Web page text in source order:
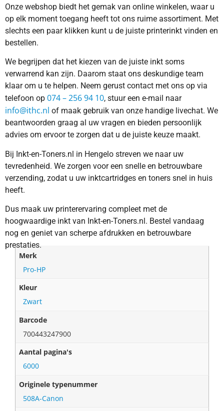
Onze webshop biedt het gemak van online winkelen, waar u
op elk moment toegang heeft tot ons ruime assortiment. Met
slechts een paar klikken kunt u de juiste printerinkt vinden en
bestellen.
We begrijpen dat het kiezen van de juiste inkt soms
verwarrend kan zijn. Daarom staat ons deskundige team
klaar om u te helpen. Neem gerust contact met ons op via
telefoon op 074 – 256 94 10, stuur een e-mail naar
info@ithc.nl of maak gebruik van onze handige livechat. We
beantwoorden graag al uw vragen en bieden persoonlijk
advies om ervoor te zorgen dat u de juiste keuze maakt.
Bij Inkt-en-Toners.nl in Hengelo streven we naar uw
tevredenheid. We zorgen voor een snelle en betrouwbare
verzending, zodat u uw inktcartridges en toners snel in huis
heeft.
Dus maak uw printerervaring compleet met de
hoogwaardige inkt van Inkt-en-Toners.nl. Bestel vandaag
nog en geniet van scherpe afdrukken en betrouwbare
prestaties.
Merk
Pro-HP
Kleur
Zwart
Barcode
700443247900
Aantal pagina's
6000
Originele typenummer
508A-Canon